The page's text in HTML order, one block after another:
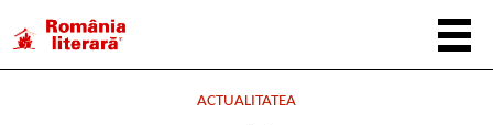
ACTUALITATEA